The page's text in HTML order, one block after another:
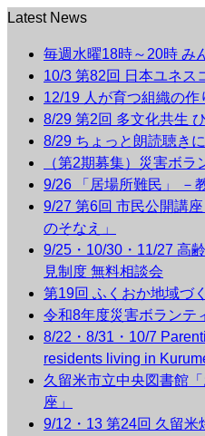
Latest News
毎週水曜18時～20時 み
10/3 第82回 日本ユネス
12/19 人が育つ組織の作
8/29 第2回 多文化共生
8/29 ちょっと朗読聴き
（第2期募集）災害ボ
9/26 「居場所難民」 －
9/27 第6回 市民公開講
のそなえ」
9/25・10/30・11/27 高
見制度 無料相談会
第19回 ふくおか地域づ
令和8年度災害ボランテ
8/22・8/31・10/7
residents living in
久留米市立中央図書館
座」
9/12・13 第24回 久留米